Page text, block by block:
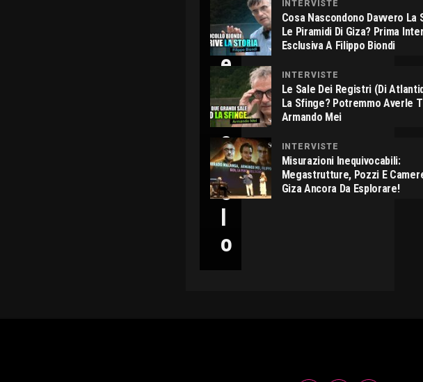
L
E
C
I
C
C
O
L
O
INTERVISTE
Cosa Nascondono Davvero La
Le Piramidi Di Giza? Prima
Esclusiva A Filippo Biondi
INTERVISTE
Le Sale Dei Registri (di
La Sfinge? Potremmo Averle
Armando Mei
INTERVISTE
Misurazioni Inequivocabili:
Megastrutture, Pozzi E
Giza Ancora Da Esplorare!